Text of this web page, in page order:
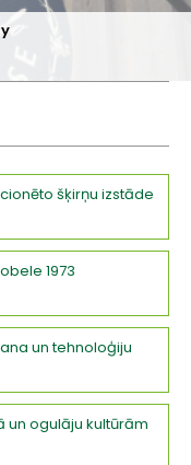
šķirņu izstāde
1973
un tehnoloģiju
un ogulāju kultūrām